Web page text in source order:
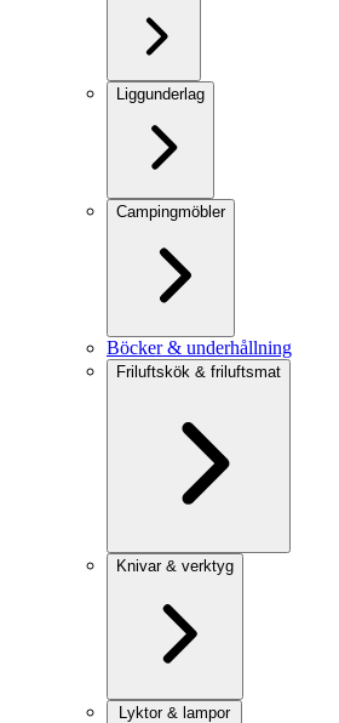
Liggunderlag
Campingmöbler
Böcker & underhållning
Friluftskök & friluftsmat
Knivar & verktyg
Lyktor & lampor